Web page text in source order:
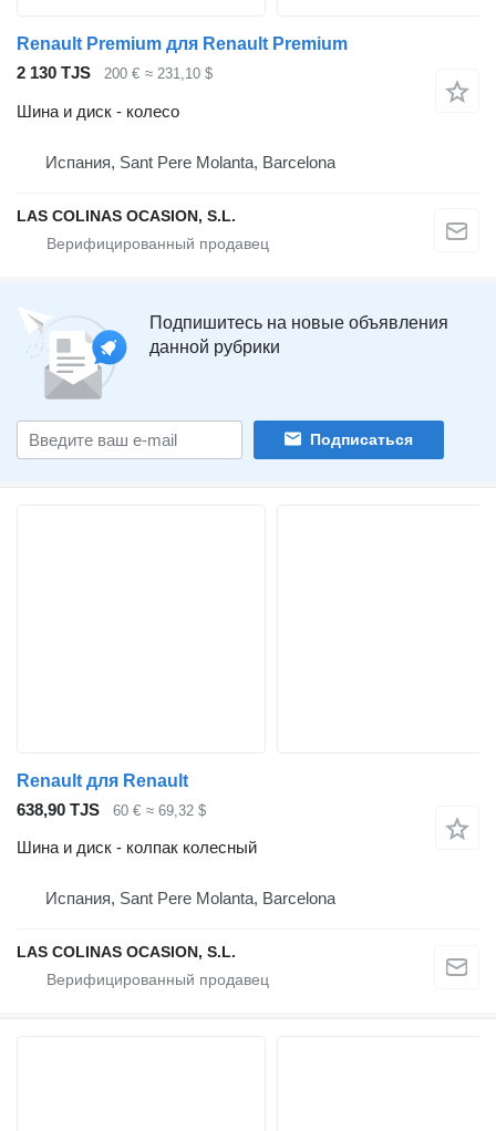
Renault Premium для Renault Premium
2 130 TJS
200 € ≈ 231,10 $
Шина и диск - колесо
Испания, Sant Pere Molanta, Barcelona
LAS COLINAS OCASION, S.L.
Подпишитесь на новые объявления
данной рубрики
Подписаться
Renault для Renault
638,90 TJS
60 € ≈ 69,32 $
Шина и диск - колпак колесный
Испания, Sant Pere Molanta, Barcelona
LAS COLINAS OCASION, S.L.